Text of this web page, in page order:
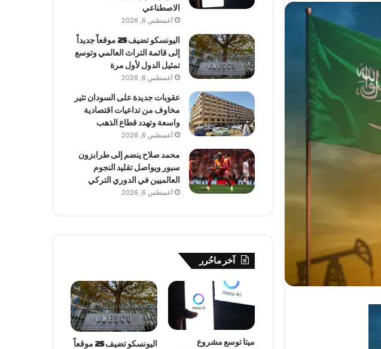
الاصطناعي
أغسطس 6, 2026
اليونسكو تضيف 25 موقعاً جديداً
إلى قائمة التراث العالمي وتوسع
تمثيل الدول لأول مرة
أغسطس 6, 2026
عقوبات جديدة على السودان تثير
مخاوف من تداعيات اقتصادية
واسعة وتهدد قطاع الذهب
أغسطس 6, 2026
محمد صلاح ينضم إلى طرابزون
سبور ويواصل تقليد النجوم
العالميين في الدوري التركي
أغسطس 6, 2026
آخر ماحُرر
ميتا توسع مشروع
اليونسكو تضيف 25 موقعاً